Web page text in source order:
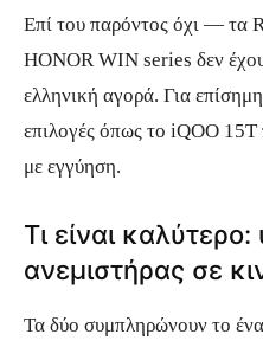
Επί του παρόντος όχι — τα
HONOR WIN series δεν
ελληνική αγορά. Για
επιλογές όπως το iQOO
με εγγύηση.
Τι είναι
ανεμιστήρας σε
Τα δύο συμπληρώνουν το